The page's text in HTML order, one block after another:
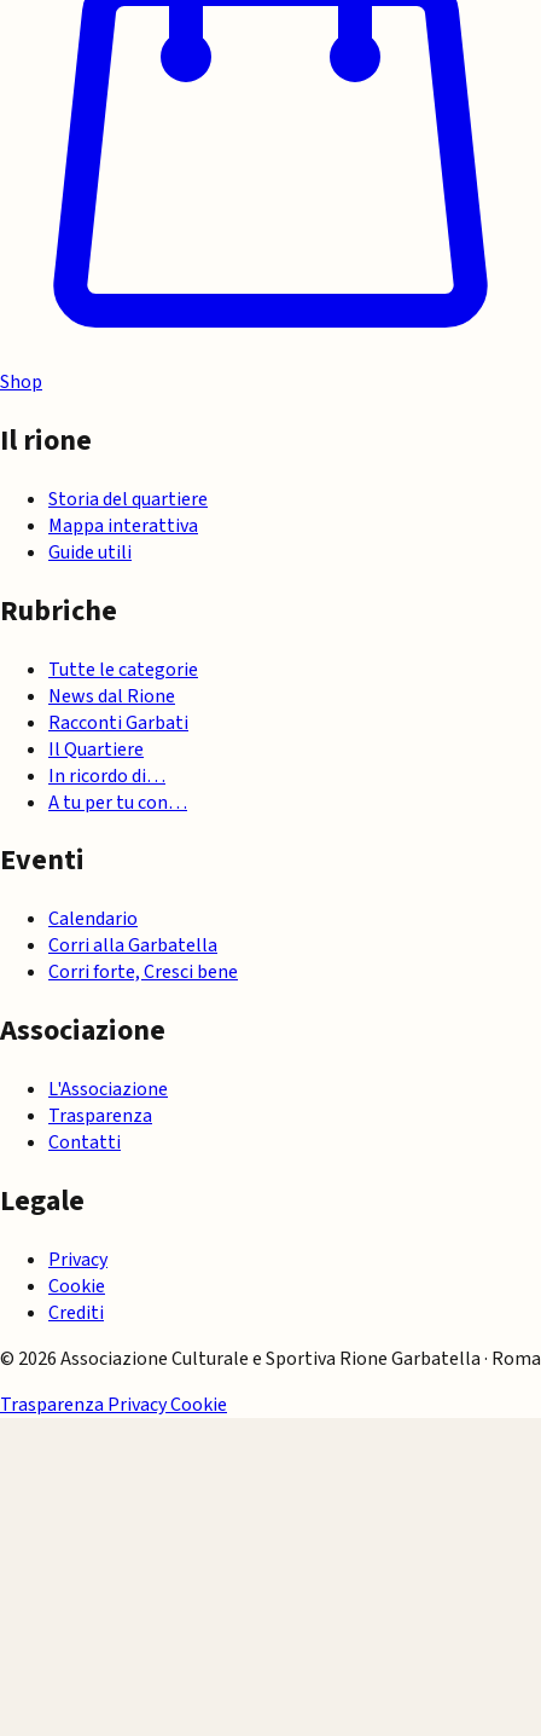
Shop
Il rione
Storia del quartiere
Mappa interattiva
Guide utili
Rubriche
Tutte le categorie
News dal Rione
Racconti Garbati
Il Quartiere
In ricordo di…
A tu per tu con…
Eventi
Calendario
Corri alla Garbatella
Corri forte, Cresci bene
Associazione
L'Associazione
Trasparenza
Contatti
Legale
Privacy
Cookie
Crediti
© 2026 Associazione Culturale e Sportiva Rione Garbatella · Roma
Trasparenza PrivacyCookie